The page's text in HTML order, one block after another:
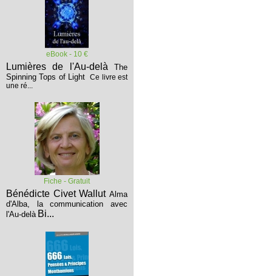
eBook - 10 €
Lumières de l'Au-delà The
Spinning Tops of Light Ce livre est
une ré...
Fiche - Gratuit
Bénédicte Civet Wallut Alma
d'Alba, la communication avec
l'Au-delà Bi...